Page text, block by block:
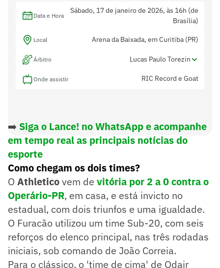
Data e Hora
Sábado, 17 de janeiro de 2026, às 16h (de
Brasília)
Local Arena da Baixada, em Curitiba (PR)
Árbitro Lucas Paulo Torezin
Assistentes Bruno Boschilia e Rafael Trombeta
Onde assistir RIC Record e Goat
➡️ Siga o Lance! no WhatsApp e acompanhe
em tempo real as principais notícias do
esporte
Como chegam os dois times?
O Athleticovem de vitória por 2 a 0 contra o
Operário-PR, em casa, e está invicto no
estadual, com dois triunfos e uma igualdade.
O Furacão utilizou um time Sub-20, com seis
reforços do elenco principal, nas três rodadas
iniciais, sob comando de João Correia.
Para o clássico, o 'time de cima' de Odair